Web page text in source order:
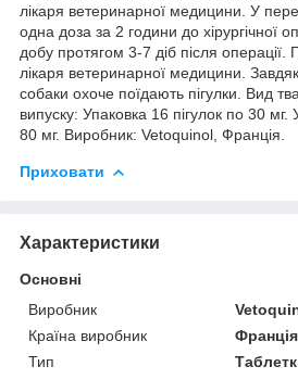
лікаря ветеринарної медицини. У
одна доза за 2 години до хірургічної
добу протягом 3-7 діб після операції.
лікаря ветеринарної медицини.
собаки охоче поїдають пігулки. Вид
випуску: Упаковка 16 пігулок по 30 мг.
80 мг. Виробник: Vetoquinol, Франція.
Приховати
Характеристики
Основні
Виробник
Країна виробник
Франція
Тип